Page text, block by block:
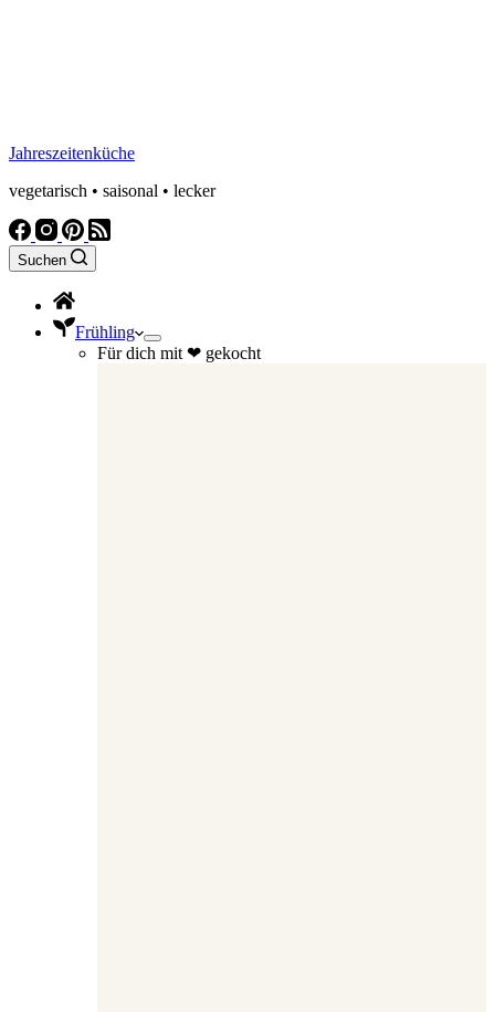
Jahreszeitenküche
vegetarisch • saisonal • lecker
Suchen
Frühling
Für dich mit ❤ gekocht